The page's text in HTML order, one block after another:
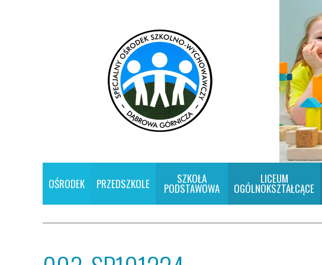
OŚRODEK PRZEDSZKOLE SZKOŁA
PODSTAWOWA
LICEUM
OGÓLNOKSZTAŁCĄCE